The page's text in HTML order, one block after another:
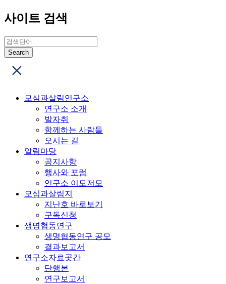
사이트 검색
모심과살림연구소
연구소 소개
발자취
함께하는 사람들
오시는 길
알림마당
공지사항
행사와 포럼
연구소 이모저모
모심과살림지
지난호 바로보기
구독신청
생명협동연구
생명협동연구 공모
결과보고서
연구소자료곳간
단행본
연구보고서